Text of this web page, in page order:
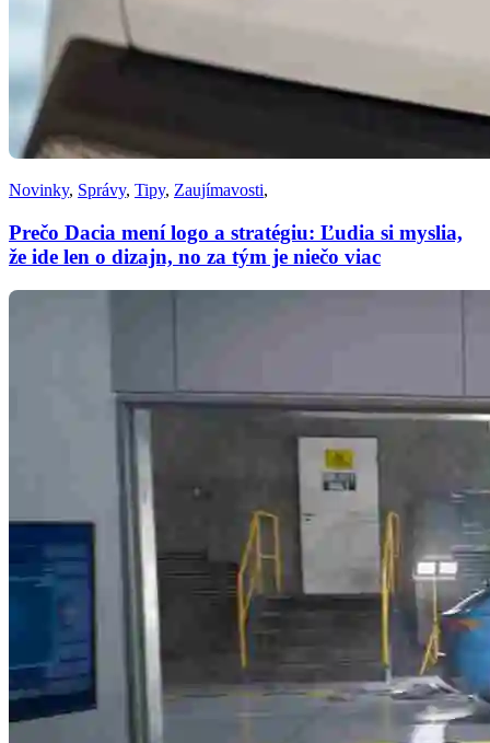
Novinky, Správy, Tipy, Zaujímavosti,
Prečo Dacia mení logo a stratégiu: Ľudia si myslia,
že ide len o dizajn, no za tým je niečo viac